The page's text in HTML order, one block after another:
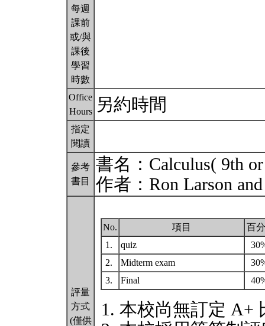
每週
課前
或/與
課後
學習
時數
Office
Hours
另約時間
指定
閱讀
參考
書目
書名：Calculus( 9th
作者：Ron Larson
評量
方式
(僅供
No. 項目
百
1.
quiz
2.
Midterm exam
3.
Final
本校尚無訂定 A+